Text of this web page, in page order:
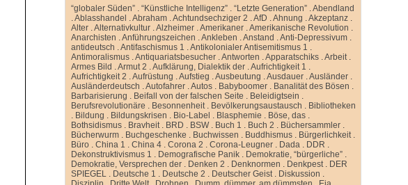
“globaler Süden” .“Künstliche Intelligenz” .“Letzte Generation” .Abendland
.Ablasshandel .Abraham .Achtundsechziger 2 .AfD .Ahnung .Akzeptanz .
Alter .Alternativkultur .Alzheimer .Amerikaner .Amerikanische Revolution .
Anarchisten .Anführungszeichen .Ankleben .Anstand .Anti-Depressivum .
antideutsch .Antifaschismus 1 .Antikolonialer Antisemitismus 1 .
Antimoralismus .Antiquariatsbesucher .Antworten .Apparatschiks .Arbeit.
Armes Bild .Armut 2 .Aufklärung, Dialektik der .Aufrichtigkeit 1 .
Aufrichtigkeit 2 .Aufrüstung .Aufstieg .Ausbeutung .Ausdauer .Ausländer .
Ausländerdeutsch .Autofahrer .Autos . Babyboomer . Banalität des Bösen .
Barbarisierung . Beifall von der falschen Seite . Beleidigtsein .
Berufsrevolutionäre . Besonnenheit. Bevölkerungsaustausch . Bibliotheken
. Bildung . Bildungskrisen . Bio-Label . Blasphemie . Böse, das .
Bothsidismus . Bravheit. BRD . BSW. Buch 1 . Buch 2 . Büchersammler .
Bücherwurm . Buchgeschenke . Buchwissen . Buddhismus . Bürgerlichkeit.
Büro .China 1 .China 4 .Corona 2 .Corona-Leugner . Dada . DDR .
Dekonstruktivismus 1 . Demografische Panik . Demokratie, “bürgerliche” .
Demokratie, Versprechen der . Denken 2 . Denknormen . Denkpest. DER
SPIEGEL . Deutsche 1 . Deutsche 2 . Deutscher Geist. Diskussion .